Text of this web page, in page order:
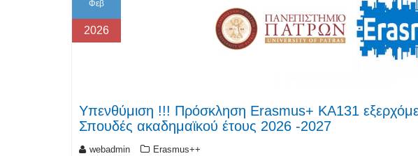
Φεβ
2026
Υπενθύμιση !!! Πρόσκληση Erasmus+ ΚΑ131
Σπουδές ακαδημαϊκού έτους 2026 -2027
webadmin Erasmus++